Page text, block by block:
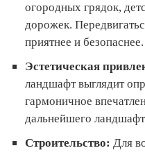
огородных грядок,
дорожек.
приятнее и безопаснее.
Эстетическая
ландшафт выглядит
гармоничное
дальнейшего
Строительство: Для